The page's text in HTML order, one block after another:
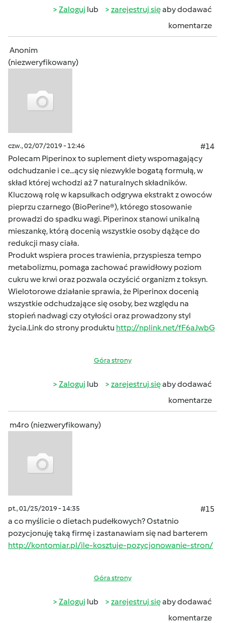
Zaloguj lub zarejestruj sięaby dodawać
komentarze
Anonim
(niezweryfikowany)
czw., 02/07/2019 - 12:46
#14
Polecam Piperinox to suplement diety wspomagający
odchudzanie i ce...ący się niezwykle bogatą formułą, w
skład której wchodzi aż 7 naturalnych składników.
Kluczową rolę w kapsułkach odgrywa ekstrakt z owoców
pieprzu czarnego (BioPerine®), którego stosowanie
prowadzi do spadku wagi. Piperinox stanowi unikalną
mieszankę, którą docenią wszystkie osoby dążące do
redukcji masy ciała.
Produkt wspiera proces trawienia, przyspiesza tempo
metabolizmu, pomaga zachować prawidłowy poziom
cukru we krwi oraz pozwala oczyścić organizm z toksyn.
Wielotorowe działanie sprawia, że Piperinox docenią
wszystkie odchudzające się osoby, bez względu na
stopień nadwagi czy otyłości oraz prowadzony styl
życia.Link do strony produktu http://nplink.net/fF6aJwbG
Góra strony
Zaloguj lub zarejestruj sięaby dodawać
komentarze
m4ro (niezweryfikowany)
pt., 01/25/2019 - 14:35
#15
a co myślicie o dietach pudełkowych? Ostatnio
pozycjonuję taką firmę i zastanawiam się nad barterem
http://kontomiar.pl/ile-kosztuje-pozycjonowanie-stron/
Góra strony
Zaloguj lub zarejestruj sięaby dodawać
komentarze